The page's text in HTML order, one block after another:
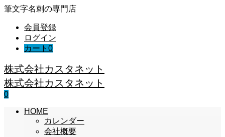
筆文字名刺の専門店
会員登録
ログイン
カート 0
株式会社カスタネット
株式会社カスタネット
0
HOME
カレンダー
会社概要